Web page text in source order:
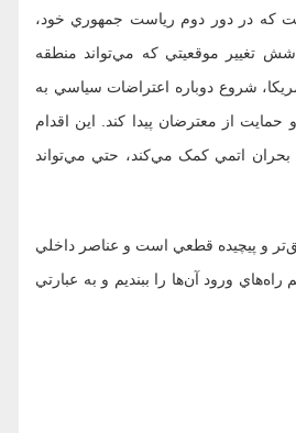
است که در دور دوم رياست جمهوري خود،
تغيير موقعيتي که مي‌تواند منطقه
شروع دوباره‌ اعتراضات سياسي به
حمايت از معترضان پيدا کند. اين اقدام
اتمي کمک مي‌کند، حتي مي‌تواند
و پيچيده قطعي است و عناصر داخلي
ورود آن‌ها را ببنديم و به عبارتي